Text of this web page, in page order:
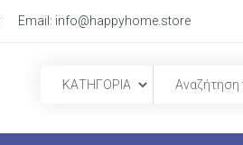
Email: info@happyhome.store